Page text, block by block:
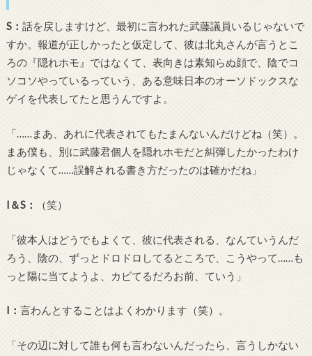
S： 話を戻しますけど、最初に言われた武藤議員いるじゃないで
すか。報道が正しかったと仮定して、彼は北丸さんが言うとこ
ろの『隠れホモ』ではなくて、表向きは素知らぬ顔で、陰でコ
ソコソやっているっていう、ある意味日本のオーソドックスな
ゲイを代表してたと思うんですよ。
「…… まあ、あれに代表されてもたまんないんだけどね（笑）。
まあ僕も、別に武藤君個人を隠れホモだと糾弾したかったわけ
じゃなくて……誤解される書き方だったのは確かだね」
I ＆S： （笑）
「彼本人はどうでもよくて、彼に代表される、なんていうんだ
ろう、陰の、ずっとドロドロしてるところで、こうやって
も
っと陽に当てようよ、カビてるだろお前、ていう」
I ： 言わんとすることはよくわかります（笑）。
「その辺に対して誰も何も言わないんだったら、言うしかない